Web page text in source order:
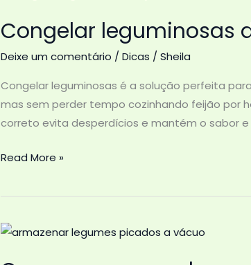
jeito
Congelar leguminosas
Deixe um comentário / Dicas / Sheila
Congelar leguminosas é a solução perfeita
mas sem perder tempo cozinhando feijão por
correto evita desperdícios e mantém o sabor
Congelar
do
certo
Read More »